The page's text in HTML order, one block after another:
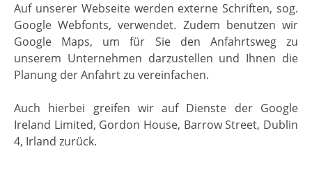
Auf unserer Webseite werden externe Schriften, sog.
Google Webfonts, verwendet. Zudem benutzen wir
Google Maps, um für Sie den Anfahrtsweg zu
unserem Unternehmen darzustellen und Ihnen die
Planung der Anfahrt zu vereinfachen.
Auch hierbei greifen wir auf Dienste der Google
Ireland Limited, Gordon House, Barrow Street, Dublin
4, Irland zurück.